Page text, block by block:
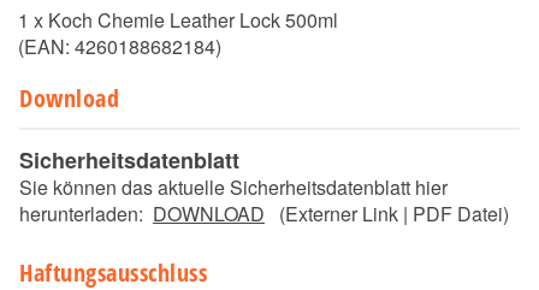
1 x Koch Chemie Leather Lock 500ml
(EAN: 4260188682184)
Download
Sicherheitsdatenblatt
Sie können das aktuelle Sicherheitsdatenblatt hier
herunterladen: DOWNLOAD (Externer Link | PDF Datei)
Haftungsausschluss